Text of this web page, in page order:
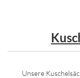
Unsere